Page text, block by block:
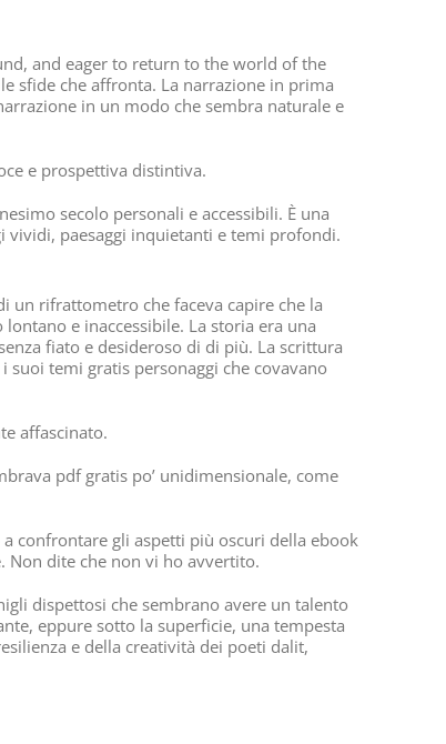
and eager to return to the world of the
sfide che affronta. La narrazione in prima
in un modo che sembra naturale e
e prospettiva distintiva.
secolo personali e accessibili. È una
vividi, paesaggi inquietanti e temi profondi.
un rifrattometro che faceva capire che la
e inaccessibile. La storia era una
fiato e desideroso di di più. La scrittura
temi gratis personaggi che covavano
affascinato.
pdf gratis po’ unidimensionale, come
confrontare gli aspetti più oscuri della ebook
Non dite che non vi ho avvertito.
dispettosi che sembrano avere un talento
eppure sotto la superficie, una tempesta
e della creatività dei poeti dalit,